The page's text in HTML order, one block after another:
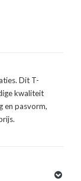
Dit T-
kwaliteit
en pasvorm,